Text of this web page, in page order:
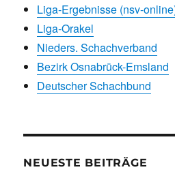
Liga-Ergebnisse (nsv-
Liga-Orakel
Nieders. Schachverband
Bezirk Osnabrück-Emsland
Deutscher Schachbund
NEUESTE BEITRÄGE